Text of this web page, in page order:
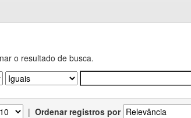
o resultado de busca.
| Ordenar registros por